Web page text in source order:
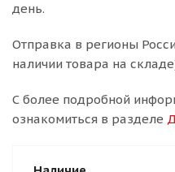
день.
Отправка в регионы
наличии товара на
С более подробной
ознакомиться в разделе